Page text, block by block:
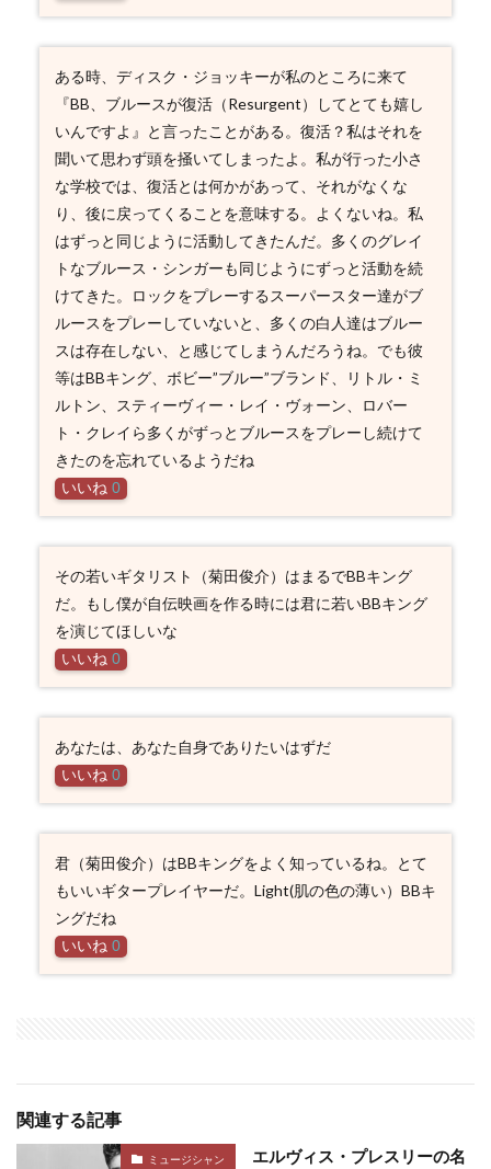
ある時、ディスク・ジョッキーが私のところに来て
『BB、ブルースが復活（Resurgent）してとても嬉し
いんですよ』と言ったことがある。復活？私はそれを
聞いて思わず頭を掻いてしまったよ。私が行った小さ
な学校では、復活とは何かがあって、それがなくな
り、後に戻ってくることを意味する。よくないね。私
はずっと同じように活動してきたんだ。多くのグレイ
トなブルース・シンガーも同じようにずっと活動を続
けてきた。ロックをプレーするスーパースター達がブ
ルースをプレーしていないと、多くの白人達はブルー
スは存在しない、と感じてしまうんだろうね。でも彼
等はBBキング、ボビー”ブルー”ブランド、リトル・ミ
ルトン、スティーヴィー・レイ・ヴォーン、ロバー
ト・クレイら多くがずっとブルースをプレーし続けて
きたのを忘れているようだね
いいね 0
その若いギタリスト（菊田俊介）はまるでBBキング
だ。もし僕が自伝映画を作る時には君に若いBBキング
を演じてほしいな
いいね 0
あなたは、あなた自身でありたいはずだ
いいね 0
君（菊田俊介）はBBキングをよく知っているね。とて
もいいギタープレイヤーだ。Light(肌の色の薄い）BBキ
ングだね
いいね 0
関連する記事
ミュージシャン
エルヴィス・プレスリーの名